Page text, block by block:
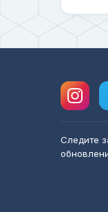
Следите